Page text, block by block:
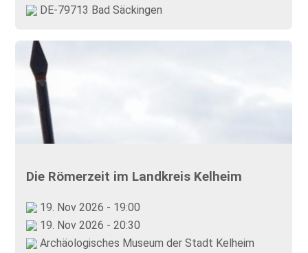
DE-79713 Bad Säckingen
Die Römerzeit im Landkreis Kelheim
19. Nov 2026 - 19:00
19. Nov 2026 - 20:30
Archäologisches Museum der Stadt Kelheim